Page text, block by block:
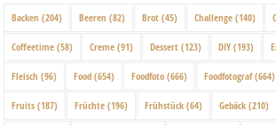
Backen (204) Beeren (82) Brot (45) Challenge (140)
Coffeetime (58) Creme (91) Dessert (123) DIY (193)
Fleisch (96) Food (654) Foodfoto (666) Foodfotograf(664)
Fruits (187) Früchte (196) Frühstück (64) Gebäck (210)